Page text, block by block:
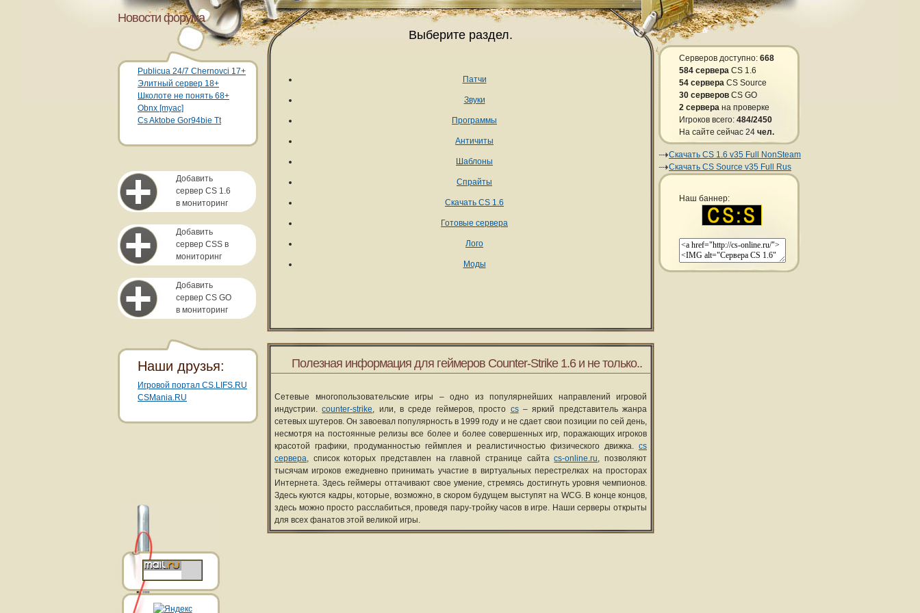
Новости форума
Publicua 24/7 Chernovci 17+
Элитный сервер 18+
Школоте не понять 68+
Obnx [myac]
Cs Aktobe Gor94bie Tt
Добавить
сервер CS 1.6
в мониторинг
Добавить
сервер CSS в
мониторинг
Добавить
сервер CS GO
в мониторинг
Серверов доступно: 668
584 сервера CS 1.6
54 сервера CS Source
30 серверов CS GO
2 сервера на проверке
Игроков всего: 484/2450
На сайте сейчас 24 чел.
Скачать CS 1.6 v35 Full NonSteam
Скачать CS Source v35 Full Rus
Наш баннер:
Выберите раздел.
Патчи
Звуки
Программы
Античиты
Шаблоны
Спрайты
Скачать CS 1.6
Готовые сервера
Лого
Моды
Полезная информация для геймеров Counter-Strike 1.6 и не только..
Сетевые многопользовательские игры – одно из популярнейших направлений игровой
индустрии.counter-strike, или, в среде геймеров, просто cs– яркий представитель жанра
сетевых шутеров. Он завоевал популярность в 1999 году и не сдает свои позиции по сей день,
несмотря на постоянные релизы все более и более совершенных игр, поражающих игроков
красотой графики, продуманностью геймплея и реалистичностью физического движка. cs
сервера, список которых представлен на главной странице сайтаcs-online.ru, позволяют
тысячам игроков ежедневно принимать участие в виртуальных перестрелках на просторах
Интернета. Здесь геймеры оттачивают свое умение, стремясь достигнуть уровня чемпионов.
Здесь куются кадры, которые, возможно, в скором будущем выступят на WCG. В конце концов,
здесь можно просто расслабиться, проведя пару-тройку часов в игре. Наши серверы открыты
для всех фанатов этой великой игры.
Наши друзья:
Игровой портал CS.LIFS.RU
CSMania.RU